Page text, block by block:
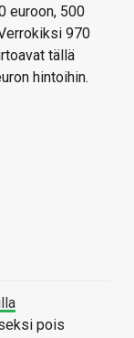
euroon, 500
970
tällä
hintoihin.
pois